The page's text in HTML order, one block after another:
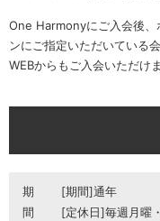
One Harmonyにご入会後、
ンにご指定いただいている
WEBからもご入会いただけ
期
間
[期間]通年
[定休日]毎週月曜